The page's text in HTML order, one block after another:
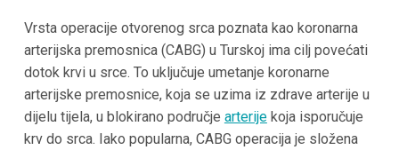
Vrsta operacije otvorenog srca poznata kao koronarna
arterijska premosnica (CABG) u Turskoj ima cilj povećati
dotok krvi u srce. To uključuje umetanje koronarne
arterijske premosnice, koja se uzima iz zdrave arterije u
dijelu tijela, u blokirano područje arterijekoja isporučuje
krv do srca. Iako popularna, CABG operacija je složena